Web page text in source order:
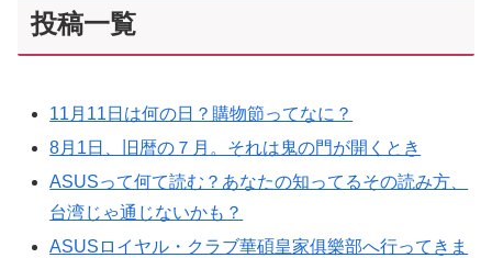
投稿一覧
11月11日は何の日？購物節ってなに？
8月1日、旧暦の７月。それは鬼の門が開くとき
ASUSって何て読む？あなたの知ってるその読み方、
台湾じゃ通じないかも？
ASUSロイヤル・クラブ華碩皇家俱樂部へ行ってきま